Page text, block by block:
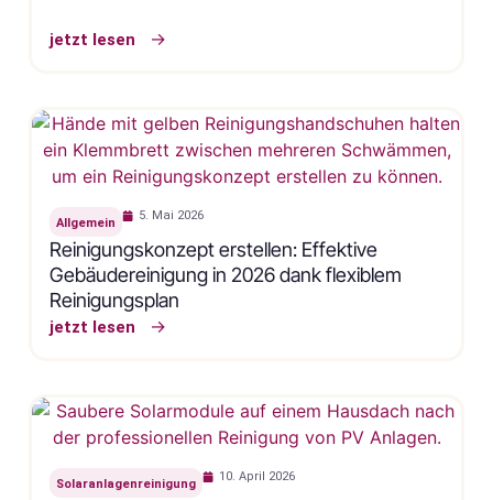
jetzt lesen
Allgemein
5. Mai 2026
Reinigungskonzept erstellen: Effektive
Gebäudereinigung in 2026 dank flexiblem
Reinigungsplan
jetzt lesen
Solaranlagenreinigung
10. April 2026